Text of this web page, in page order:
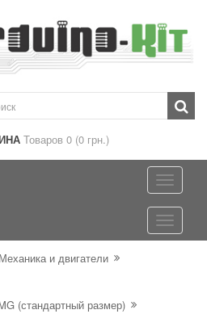
Товаров 0 (0 грн.)
Механика и двигатели
(стандартный размер)